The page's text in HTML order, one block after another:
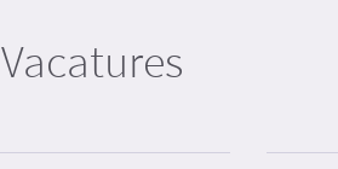
Vacatures